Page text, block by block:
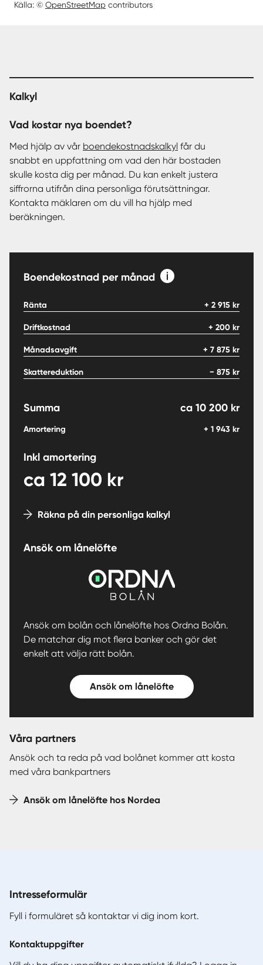
Källa: © OpenStreetMap contributors
Kalkyl
Vad kostar nya boendet?
Med hjälp av vår boendekostnadskalkyl får du
snabbt en uppfattning om vad den här bostaden
skulle kosta dig per månad. Du kan enkelt justera
siffrorna utifrån dina personliga förutsättningar.
Kontakta mäklaren om du vill ha hjälp med
beräkningen.
Boendekostnad per månad
Ränta + 2 915 kr
Driftkostnad + 200 kr
Månadsavgift + 7 875 kr
Skattereduktion − 875 kr
Summa ca 10 200 kr
Amortering + 1 943 kr
Inkl amortering
ca 12 100 kr
Räkna på din personliga kalkyl
Ansök om lånelöfte
Ansök om bolån och lånelöfte hos Ordna Bolån.
De matchar dig mot flera banker och gör det
enkelt att välja rätt bolån.
Ansök om lånelöfte
Våra partners
Ansök och ta reda på vad bolånet kommer att kosta
med våra bankpartners
Ansök om lånelöfte hos Nordea
Intresseformulär
Fyll i formuläret så kontaktar vi dig inom kort.
Kontaktuppgifter